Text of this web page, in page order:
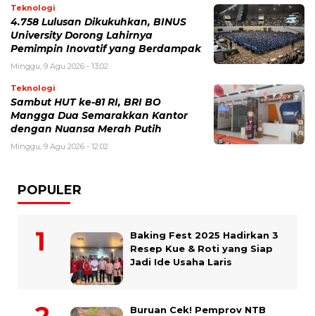
Teknologi
4.758 Lulusan Dikukuhkan, BINUS
University Dorong Lahirnya
Pemimpin Inovatif yang Berdampak
Minggu, 9 Agu 2026 - 13:02
Teknologi
Sambut HUT ke-81 RI, BRI BO
Mangga Dua Semarakkan Kantor
dengan Nuansa Merah Putih
Minggu, 9 Agu 2026 - 12:02
POPULER
Baking Fest 2025 Hadirkan 3
Resep Kue & Roti yang Siap
Jadi Ide Usaha Laris
Buruan Cek! Pemprov NTB